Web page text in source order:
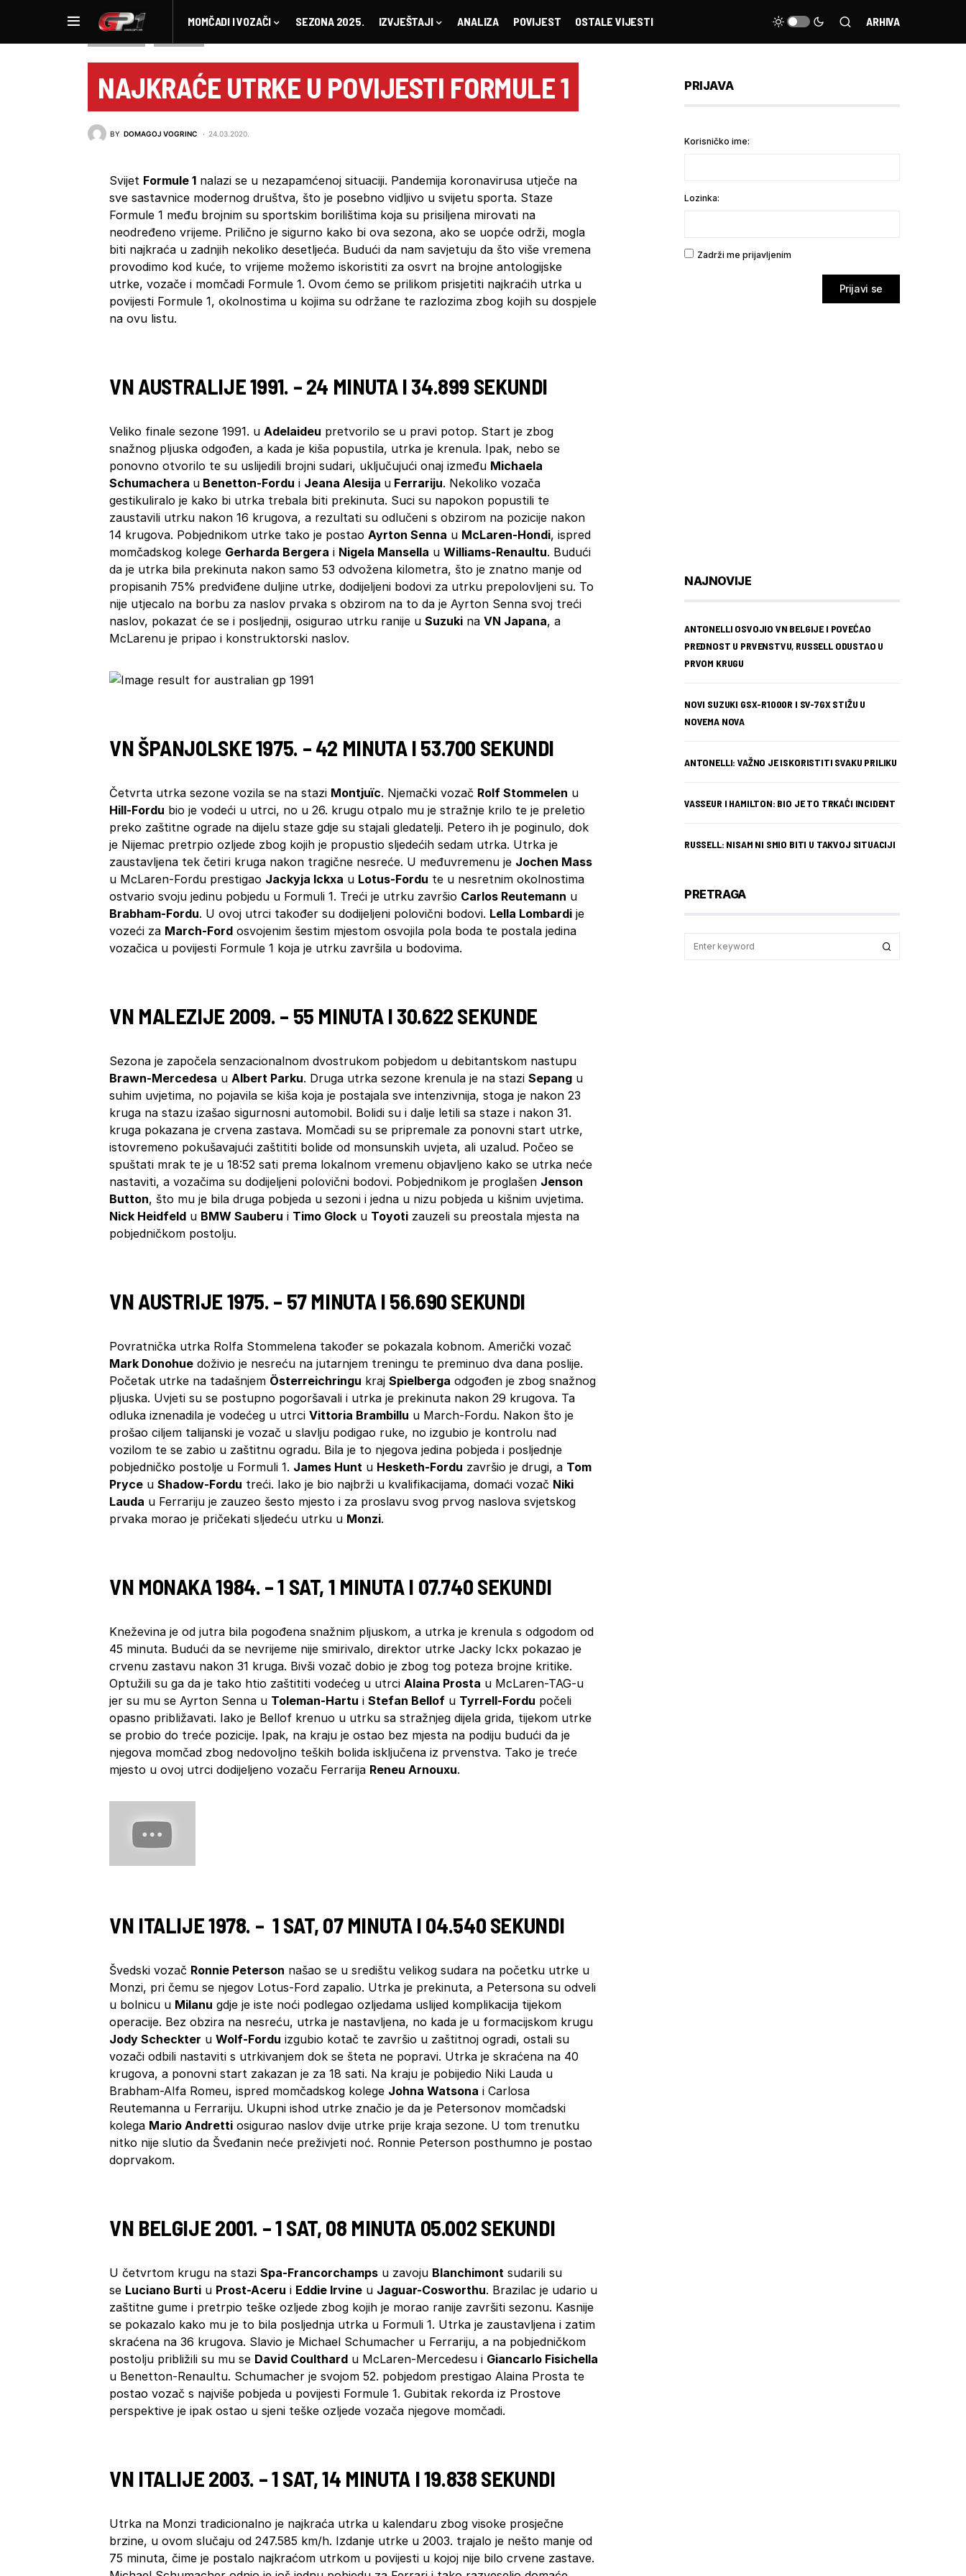
MOMČADI I VOZAČI SEZONA 2025. IZVJEŠTAJI ANALIZA POVIJEST OSTALE VIJESTI ARHIVA
NAJKRAĆE UTRKE U POVIJESTI FORMULE 1
BY DOMAGOJ VOGRINC 24.03.2020.
Svijet Formule 1 nalazi se u nezapamćenoj situaciji. Pandemija koronavirusa utječe na
sve sastavnice modernog društva, što je posebno vidljivo u svijetu sporta. Staze
Formule 1 među brojnim su sportskim borilištima koja su prisiljena mirovati na
neodređeno vrijeme. Prilično je sigurno kako bi ova sezona, ako se uopće održi, mogla
biti najkraća u zadnjih nekoliko desetljeća. Budući da nam savjetuju da što više vremena
provodimo kod kuće, to vrijeme možemo iskoristiti za osvrt na brojne antologijske
utrke, vozače i momčadi Formule 1. Ovom ćemo se prilikom prisjetiti najkraćih utrka u
povijesti Formule 1, okolnostima u kojima su održane te razlozima zbog kojih su dospjele
na ovu listu.
VN AUSTRALIJE 1991. – 24 MINUTA I 34.899 SEKUNDI
Veliko finale sezone 1991. u Adelaideu pretvorilo se u pravi potop. Start je zbog
snažnog pljuska odgođen, a kada je kiša popustila, utrka je krenula. Ipak, nebo se
ponovno otvorilo te su uslijedili brojni sudari, uključujući onaj između Michaela
Schumachera u Benetton-Fordu i Jeana Alesija u Ferrariju. Nekoliko vozača
gestikuliralo je kako bi utrka trebala biti prekinuta. Suci su napokon popustili te
zaustavili utrku nakon 16 krugova, a rezultati su odlučeni s obzirom na pozicije nakon
14 krugova. Pobjednikom utrke tako je postao Ayrton Senna u McLaren-Hondi, ispred
momčadskog kolege Gerharda Bergera i Nigela Mansella u Williams-Renaultu. Budući
da je utrka bila prekinuta nakon samo 53 odvožena kilometra, što je znatno manje od
propisanih 75% predviđene duljine utrke, dodijeljeni bodovi za utrku prepolovljeni su. To
nije utjecalo na borbu za naslov prvaka s obzirom na to da je Ayrton Senna svoj treći
naslov, pokazat će se i posljednji, osigurao utrku ranije u Suzuki na VN Japana, a
McLarenu je pripao i konstruktorski naslov.
VN ŠPANJOLSKE 1975. – 42 MINUTA I 53.700 SEKUNDI
Četvrta utrka sezone vozila se na stazi Montjuïc. Njemački vozač Rolf Stommelen u
Hill-Fordu bio je vodeći u utrci, no u 26. krugu otpalo mu je stražnje krilo te je preletio
preko zaštitne ograde na dijelu staze gdje su stajali gledatelji. Petero ih je poginulo, dok
je Nijemac pretrpio ozljede zbog kojih je propustio sljedećih sedam utrka. Utrka je
zaustavljena tek četiri kruga nakon tragične nesreće. U međuvremenu je Jochen Mass
u McLaren-Fordu prestigao Jackyja Ickxa u Lotus-Fordu te u nesretnim okolnostima
ostvario svoju jedinu pobjedu u Formuli 1. Treći je utrku završio Carlos Reutemann u
Brabham-Fordu. U ovoj utrci također su dodijeljeni polovični bodovi. Lella Lombardi je
vozeći za March-Ford osvojenim šestim mjestom osvojila pola boda te postala jedina
vozačica u povijesti Formule 1 koja je utrku završila u bodovima.
VN MALEZIJE 2009. – 55 MINUTA I 30.622 SEKUNDE
Sezona je započela senzacionalnom dvostrukom pobjedom u debitantskom nastupu
Brawn-Mercedesa u Albert Parku. Druga utrka sezone krenula je na stazi Sepang u
suhim uvjetima, no pojavila se kiša koja je postajala sve intenzivnija, stoga je nakon 23
kruga na stazu izašao sigurnosni automobil. Bolidi su i dalje letili sa staze i nakon 31.
kruga pokazana je crvena zastava. Momčadi su se pripremale za ponovni start utrke,
istovremeno pokušavajući zaštititi bolide od monsunskih uvjeta, ali uzalud. Počeo se
spuštati mrak te je u 18:52 sati prema lokalnom vremenu objavljeno kako se utrka neće
nastaviti, a vozačima su dodijeljeni polovični bodovi. Pobjednikom je proglašen Jenson
Button, što mu je bila druga pobjeda u sezoni i jedna u nizu pobjeda u kišnim uvjetima.
Nick Heidfeld u BMW Sauberu i Timo Glock u Toyoti zauzeli su preostala mjesta na
pobjedničkom postolju.
VN AUSTRIJE 1975. – 57 MINUTA I 56.690 SEKUNDI
Povratnička utrka Rolfa Stommelena također se pokazala kobnom. Američki vozač
Mark Donohue doživio je nesreću na jutarnjem treningu te preminuo dva dana poslije.
Početak utrke na tadašnjem Österreichringu kraj Spielberga odgođen je zbog snažnog
pljuska. Uvjeti su se postupno pogoršavali i utrka je prekinuta nakon 29 krugova. Ta
odluka iznenadila je vodećeg u utrci Vittoria Brambillu u March-Fordu. Nakon što je
prošao ciljem talijanski je vozač u slavlju podigao ruke, no izgubio je kontrolu nad
vozilom te se zabio u zaštitnu ogradu. Bila je to njegova jedina pobjeda i posljednje
pobjedničko postolje u Formuli 1. James Hunt u Hesketh-Fordu završio je drugi, a Tom
Pryce u Shadow-Fordu treći. Iako je bio najbrži u kvalifikacijama, domaći vozač Niki
Lauda u Ferrariju je zauzeo šesto mjesto i za proslavu svog prvog naslova svjetskog
prvaka morao je pričekati sljedeću utrku u Monzi.
VN MONAKA 1984. – 1 SAT, 1 MINUTA I 07.740 SEKUNDI
Kneževina je od jutra bila pogođena snažnim pljuskom, a utrka je krenula s odgodom od
45 minuta. Budući da se nevrijeme nije smirivalo, direktor utrke Jacky Ickx pokazao je
crvenu zastavu nakon 31 kruga. Bivši vozač dobio je zbog tog poteza brojne kritike.
Optužili su ga da je tako htio zaštititi vodećeg u utrci Alaina Prosta u McLaren-TAG-u
jer su mu se Ayrton Senna u Toleman-Hartu i Stefan Bellof u Tyrrell-Fordu počeli
opasno približavati. Iako je Bellof krenuo u utrku sa stražnjeg dijela grida, tijekom utrke
se probio do treće pozicije. Ipak, na kraju je ostao bez mjesta na podiju budući da je
njegova momčad zbog nedovoljno teških bolida isključena iz prvenstva. Tako je treće
mjesto u ovoj utrci dodijeljeno vozaču Ferrarija Reneu Arnouxu.
VN ITALIJE 1978. – 1 SAT, 07 MINUTA I 04.540 SEKUNDI
Švedski vozač Ronnie Peterson našao se u središtu velikog sudara na početku utrke u
Monzi, pri čemu se njegov Lotus-Ford zapalio. Utrka je prekinuta, a Petersona su odveli
u bolnicu u Milanu gdje je iste noći podlegao ozljedama uslijed komplikacija tijekom
operacije. Bez obzira na nesreću, utrka je nastavljena, no kada je u formacijskom krugu
Jody Scheckter u Wolf-Fordu izgubio kotač te završio u zaštitnoj ogradi, ostali su
vozači odbili nastaviti s utrkivanjem dok se šteta ne popravi. Utrka je skraćena na 40
krugova, a ponovni start zakazan je za 18 sati. Na kraju je pobijedio Niki Lauda u
Brabham-Alfa Romeu, ispred momčadskog kolege Johna Watsona i Carlosa
Reutemanna u Ferrariju. Ukupni ishod utrke značio je da je Petersonov momčadski
kolega Mario Andretti osigurao naslov dvije utrke prije kraja sezone. U tom trenutku
nitko nije slutio da Šveđanin neće preživjeti noć. Ronnie Peterson posthumno je postao
doprvakom.
VN BELGIJE 2001. – 1 SAT, 08 MINUTA 05.002 SEKUNDI
U četvrtom krugu na stazi Spa-Francorchamps u zavoju Blanchimont sudarili su
se Luciano Burti u Prost-Aceru i Eddie Irvine u Jaguar-Cosworthu. Brazilac je udario u
zaštitne gume i pretrpio teške ozljede zbog kojih je morao ranije završiti sezonu. Kasnije
se pokazalo kako mu je to bila posljednja utrka u Formuli 1. Utrka je zaustavljena i zatim
skraćena na 36 krugova. Slavio je Michael Schumacher u Ferrariju, a na pobjedničkom
postolju približili su mu se David Coulthard u McLaren-Mercedesu i Giancarlo Fisichella
u Benetton-Renaultu. Schumacher je svojom 52. pobjedom prestigao Alaina Prosta te
postao vozač s najviše pobjeda u povijesti Formule 1. Gubitak rekorda iz Prostove
perspektive je ipak ostao u sjeni teške ozljede vozača njegove momčadi.
VN ITALIJE 2003. – 1 SAT, 14 MINUTA I 19.838 SEKUNDI
Utrka na Monzi tradicionalno je najkraća utrka u kalendaru zbog visoke prosječne
brzine, u ovom slučaju od 247.585 km/h. Izdanje utrke u 2003. trajalo je nešto manje od
75 minuta, čime je postalo najkraćom utrkom u povijesti u kojoj nije bilo crvene zastave.
PRIJAVA
Korisničko ime:
Lozinka:
Zadrži me prijavljenim
Prijavi se
NAJNOVIJE
ANTONELLI OSVOJIO VN BELGIJE I POVEĆAO
PREDNOST U PRVENSTVU, RUSSELL ODUSTAO U
PRVOM KRUGU
NOVI SUZUKI GSX-R1000R I SV-7GX STIŽU U
NOVEMA NOVA
ANTONELLI: VAŽNO JE ISKORISTITI SVAKU PRILIKU
VASSEUR I HAMILTON: BIO JE TO TRKAĆI INCIDENT
RUSSELL: NISAM NI SMIO BITI U TAKVOJ SITUACIJI
PRETRAGA